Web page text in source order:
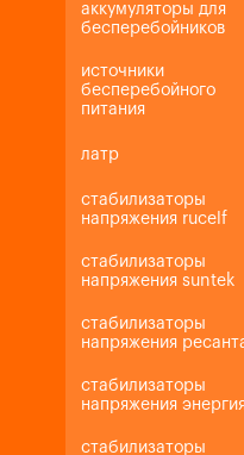
аккумуляторы для
бесперебойников
источники
бесперебойного
питания
латр
стабилизаторы
напряжения rucelf
стабилизаторы
напряжения suntek
стабилизаторы
напряжения
стабилизаторы
напряжения
стабилизаторы